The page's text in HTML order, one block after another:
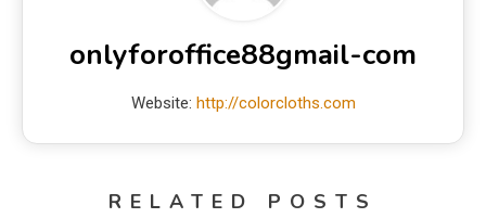
onlyforoffice88gmail-com
Website: http://colorcloths.com
RELATED POSTS